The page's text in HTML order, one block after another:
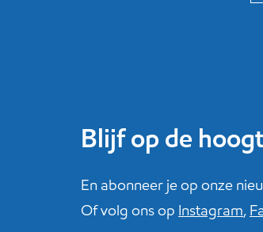
Blijf op de
En abonneer je op onze
Of volg ons op Instagram,